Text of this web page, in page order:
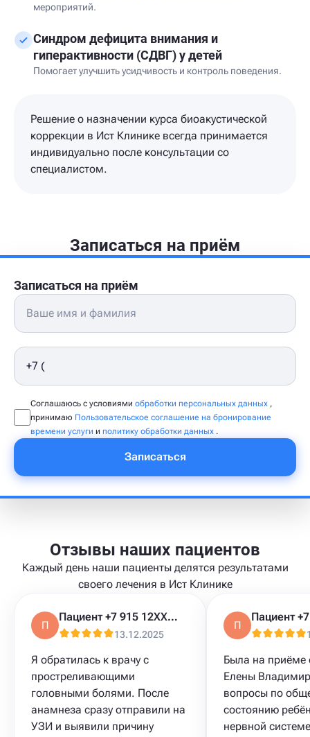
мероприятий.
Синдром дефицита внимания и
гиперактивности (СДВГ) у детей
Помогает улучшить усидчивость и контроль поведения.
Решение о назначении курса биоакустической
коррекции в Ист Клинике всегда принимается
индивидуально после консультации со
специалистом.
Записаться на приём
Записаться на приём
Соглашаюсь с условиями обработки персональных данных ,
принимаю Пользовательское соглашение на бронирование
времени услуги и политику обработки данных .
Записаться
Отзывы наших пациентов
Каждый день наши пациенты делятся результатами
своего лечения в Ист Клинике
П
Пациент +7 915 12XXXXX
13.12.2025
Я обратилась к врачу с
простреливающими
головными болями. После
анамнеза сразу отправили на
УЗИ и выявили причину
П
Была на приёме
Елены
вопросы по
состоянию
нервной